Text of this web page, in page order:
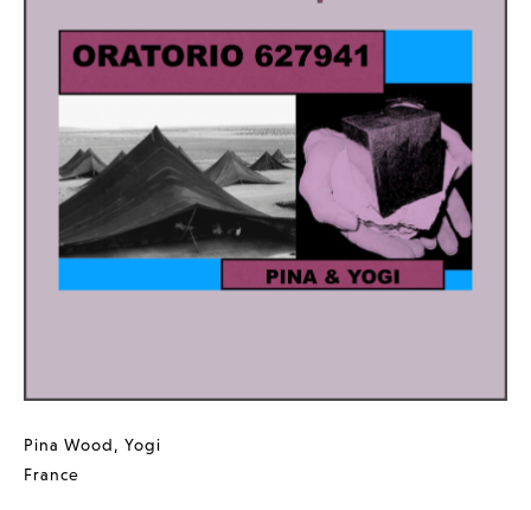
Pina Wood, Yogi
France